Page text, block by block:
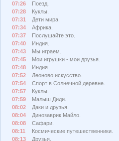
07:26
Поезд.
07:28
Куклы.
07:31
Дети мира.
07:34
Африка.
07:37
Послушайте это.
07:40
Индия.
07:43
Мы играем.
07:45
Мои игрушки - мои друзья.
07:48
Индия.
07:52
Леоново искусство.
07:54
Спорт в Солнечной деревне.
07:57
Куклы.
07:59
Малыш Диди.
08:02
Даки и друзья.
08:04
Динозаврик Майло.
08:08
Сафари.
08:11
Космические путешественники.
08:13
Друзья.